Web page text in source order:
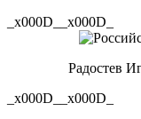
_x000D__x000D_
Радостев
_x000D__x000D_